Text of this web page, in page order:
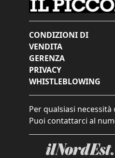
CONDIZIONI DI
VENDITA
GERENZA
PRIVACY
WHISTLEBLOWING
Per qualsiasi
Puoi contattarci al